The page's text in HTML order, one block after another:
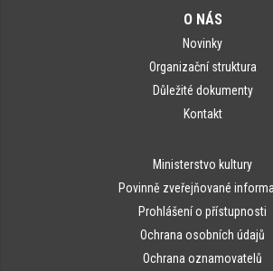
O NÁS
Novinky
Organizační struktura
Důležité dokumenty
Kontakt
Ministerstvo kultury
Povinně zveřejňované
Prohlášení o přístupnosti
Ochrana osobních údajů
Ochrana oznamovatelů